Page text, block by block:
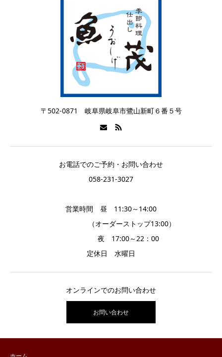
〒502-0871 岐阜県岐阜市鷺山新町６番５号
お電話でのご予約・お問い合わせ
058-231-3027
営業時間 昼 11:30～14:00
（オーダーストップ13:00）
夜 17:00～22：00
定休日 水曜日
オンラインでのお問い合わせ
お問い合わせ